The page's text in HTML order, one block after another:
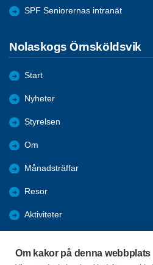
Om kakor på denna webbplats
SPF Seniorernas intranät
Nolaskogs Örnsköldsvik
Start
Nyheter
Styrelsen
Om
Månadsträffar
Resor
Aktiviteter
Almanacka 2026